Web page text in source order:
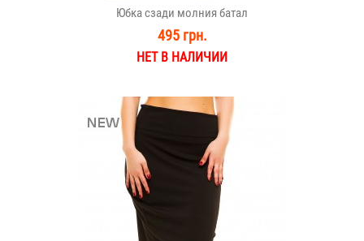
Юбка сзади молния батал
495 грн.
НЕТ В НАЛИЧИИ